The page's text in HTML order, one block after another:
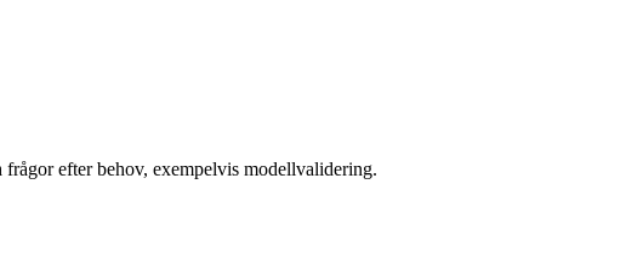
efter behov, exempelvis modellvalidering.